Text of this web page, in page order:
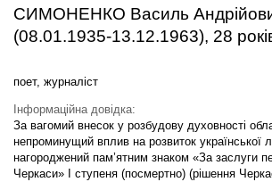
СИМОНЕНКО Василь
(08.01.1935-13.12.1963), 28
поет, журналіст
Інформаційна довідка:
За вагомий внесок у розбудову духовності
непроминущий вплив на розвиток української
нагороджений пам’ятним знаком «За заслуги
Черкаси» I ступеня (посмертно) (рішення